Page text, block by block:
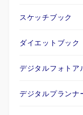
スケッチブック
ダイエットブック
デジタルフォトア
デジタルプランナ